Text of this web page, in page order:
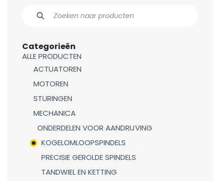
Categorieën
ALLE PRODUCTEN
ACTUATOREN
MOTOREN
STURINGEN
MECHANICA
ONDERDELEN VOOR AANDRIJVING
KOGELOMLOOPSPINDELS
PRECISIE GEROLDE SPINDELS
TANDWIEL EN KETTING